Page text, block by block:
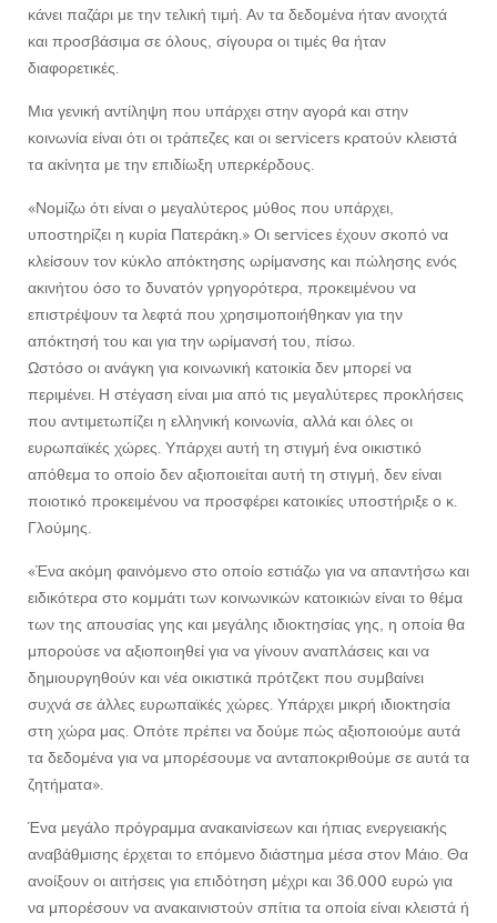
κάνει παζάρι με την τελική τιμή. Αν τα δεδομένα ήταν ανοιχτά
και προσβάσιμα σε όλους, σίγουρα οι τιμές θα ήταν
διαφορετικές.
Μια γενική αντίληψη που υπάρχει στην αγορά και στην
κοινωνία είναι ότι οι τράπεζες και οι servicers κρατούν κλειστά
τα ακίνητα με την επιδίωξη υπερκέρδους.
«Νομίζω ότι είναι ο μεγαλύτερος μύθος που υπάρχει,
υποστηρίζει η κυρία Πατεράκη.» Οι services έχουν σκοπό να
κλείσουν τον κύκλο απόκτησης ωρίμανσης και πώλησης ενός
ακινήτου όσο το δυνατόν γρηγορότερα, προκειμένου να
επιστρέψουν τα λεφτά που χρησιμοποιήθηκαν για την
απόκτησή του και για την ωρίμανσή του, πίσω.
Ωστόσο οι ανάγκη για κοινωνική κατοικία δεν μπορεί να
περιμένει. Η στέγαση είναι μια από τις μεγαλύτερες προκλήσεις
που αντιμετωπίζει η ελληνική κοινωνία, αλλά και όλες οι
ευρωπαϊκές χώρες. Υπάρχει αυτή τη στιγμή ένα οικιστικό
απόθεμα το οποίο δεν αξιοποιείται αυτή τη στιγμή, δεν είναι
ποιοτικό προκειμένου να προσφέρει κατοικίες υποστήριξε ο κ.
Γλούμης.
«Ένα ακόμη φαινόμενο στο οποίο εστιάζω για να απαντήσω και
ειδικότερα στο κομμάτι των κοινωνικών κατοικιών είναι το θέμα
των της απουσίας γης και μεγάλης ιδιοκτησίας γης, η οποία θα
μπορούσε να αξιοποιηθεί για να γίνουν αναπλάσεις και να
δημιουργηθούν και νέα οικιστικά πρότζεκτ που συμβαίνει
συχνά σε άλλες ευρωπαϊκές χώρες. Υπάρχει μικρή ιδιοκτησία
στη χώρα μας. Οπότε πρέπει να δούμε πώς αξιοποιούμε αυτά
τα δεδομένα για να μπορέσουμε να ανταποκριθούμε σε αυτά τα
ζητήματα».
Ένα μεγάλο πρόγραμμα ανακαινίσεων και ήπιας ενεργειακής
αναβάθμισης έρχεται το επόμενο διάστημα μέσα στον Μάιο. Θα
ανοίξουν οι αιτήσεις για επιδότηση μέχρι και 36.000 ευρώ για
να μπορέσουν να ανακαινιστούν σπίτια τα οποία είναι κλειστά ή